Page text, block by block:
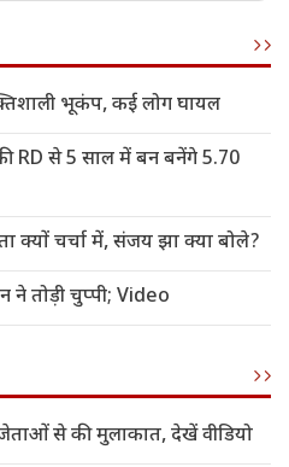
भूकंप, कई लोग घायल
RD से 5 साल में बन बनेंगे 5.70
क्यों चर्चा में, संजय झा क्या बोले?
ने तोड़ी चुप्पी; Video
से की मुलाकात, देखें वीडियो